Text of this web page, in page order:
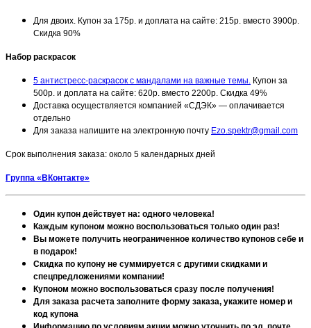
Для двоих. Купон за 175р. и доплата на сайте: 215р. вместо 3900р.
Скидка 90%
Набор раскрасок
5 антистресс-раскрасок с мандалами на важные темы. Купон за
500р. и доплата на сайте: 620р. вместо 2200р. Скидка 49%
Доставка осуществляется компанией «СДЭК» — оплачивается
отдельно
Для заказа напишите на электронную почту Ezo.spektr@gmail.com
Срок выполнения заказа: около 5 календарных дней
Группа «ВКонтакте»
Один купон действует на: одного человека!
Каждым купоном можно воспользоваться только один раз!
Вы можете получить неограниченное количество купонов себе и
в подарок!
Скидка по купону не суммируется с другими скидками и
спецпредложениями компании!
Купоном можно воспользоваться сразу после получения!
Для заказа расчета заполните форму заказа, укажите номер и
код купона